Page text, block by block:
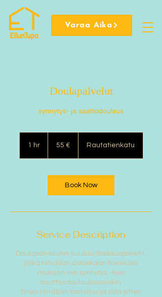
Varaa Aika
Doulapalvelut
synnytys- ja saattodoulaus
1 hr1
55 € Rautatienkatu
Book Now
Service Description
Doulapalveluihin kuulluu doulauspaketit,
jotka tehdään asiakkaan toiveiden
mukaan niin synnytys -kuin
saattoodoulauksessakin.
Ensin tehdään kartoitus ja siitä sitten